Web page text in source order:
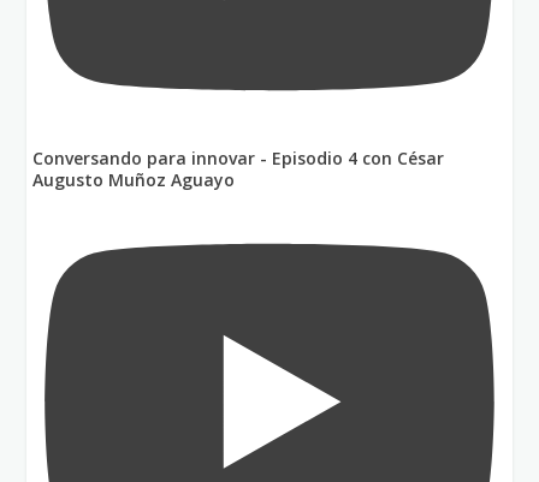
Conversando para innovar - Episodio 4 con César
Augusto Muñoz Aguayo